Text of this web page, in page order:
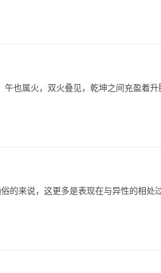
也属火，双火叠见，乾坤之间充盈着升
的来说，这更多是表现在与异性的相处